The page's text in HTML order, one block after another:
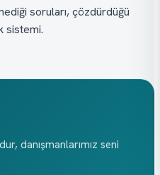
soruları, çözdürdüğü
sistemi.
danışmanlarımız seni